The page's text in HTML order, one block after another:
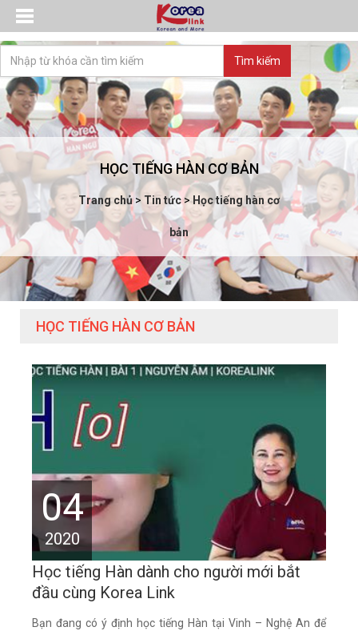
HỌC TIẾNG HÀN CƠ BẢN
Trang chủ > Tin tức>Học tiếng hàn cơ
bản
HỌC TIẾNG HÀN CƠ BẢN
04
2020
Học tiếng Hàn dành cho người mới bắt
đầu cùng Korea Link
Bạn đang có ý định học tiếng Hàn tại Vinh – Nghệ An để